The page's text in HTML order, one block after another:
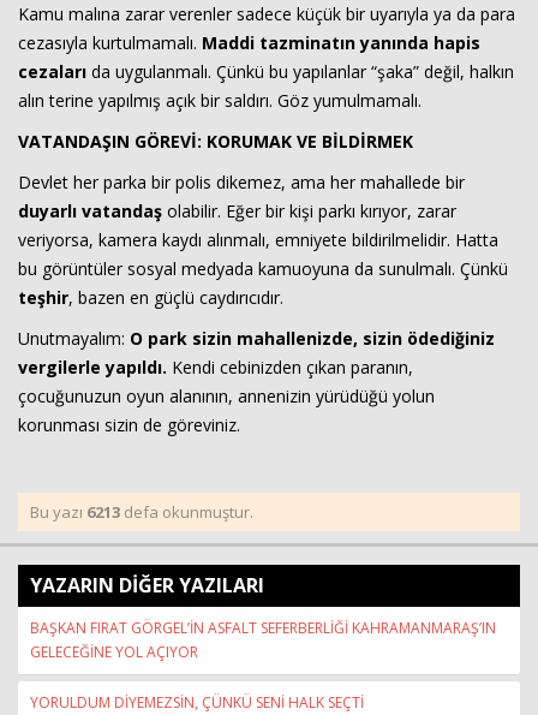
Kamu malına zarar verenler sadece küçük bir uyarıyla ya da para
cezasıyla kurtulmamalı. Maddi tazminatın yanında hapis
cezaları da uygulanmalı. Çünkü bu yapılanlar “şaka” değil, halkın
alın terine yapılmış açık bir saldırı. Göz yumulmamalı.
VATANDAŞIN GÖREVİ: KORUMAK VE BİLDİRMEK
Devlet her parka bir polis dikemez, ama her mahallede bir
duyarlı vatandaş olabilir. Eğer bir kişi parkı kırıyor, zarar
veriyorsa, kamera kaydı alınmalı, emniyete bildirilmelidir. Hatta
bu görüntüler sosyal medyada kamuoyuna da sunulmalı. Çünkü
teşhir, bazen en güçlü caydırıcıdır.
Unutmayalım: O park sizin mahallenizde, sizin ödediğiniz
vergilerle yapıldı. Kendi cebinizden çıkan paranın,
çocuğunuzun oyun alanının, annenizin yürüdüğü yolun
korunması sizin de göreviniz.
Bu yazı 6213 defa okunmuştur.
YAZARIN DİĞER YAZILARI
BAŞKAN FIRAT GÖRGEL’İN ASFALT SEFERBERLİĞİ KAHRAMANMARAŞ’IN
GELECEĞİNE YOL AÇIYOR
YORULDUM DİYEMEZSİN, ÇÜNKÜ SENİ HALK SEÇTİ